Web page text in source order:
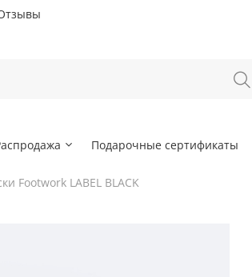
Подарочные сертификаты
Footwork LABEL BLACK